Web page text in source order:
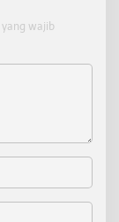
yang wajib